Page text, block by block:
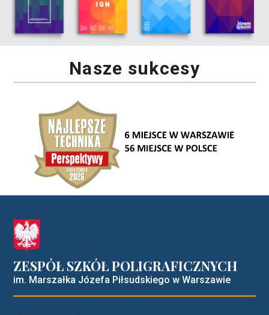
Nasze sukcesy
ZESPÓŁ SZKÓŁ POLIGRAFICZNYCH
im. Marszałka Józefa Piłsudskiego w Warszawie